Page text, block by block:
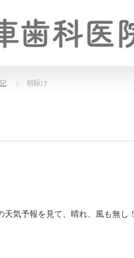
朝駆け
気予報を見て、晴れ、風も無し！